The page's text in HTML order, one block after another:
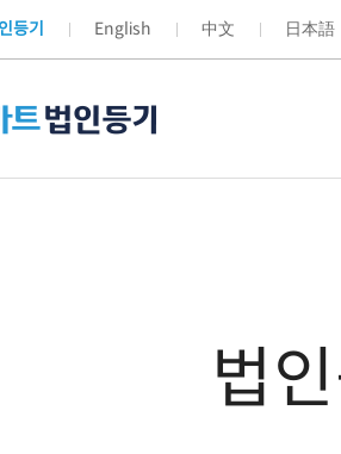
등기 English 中文 日本語
법